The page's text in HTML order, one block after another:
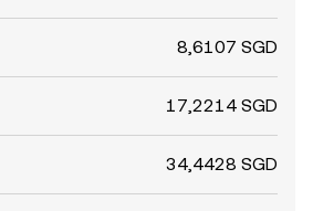
8,6107 SGD
17,2214 SGD
34,4428 SGD